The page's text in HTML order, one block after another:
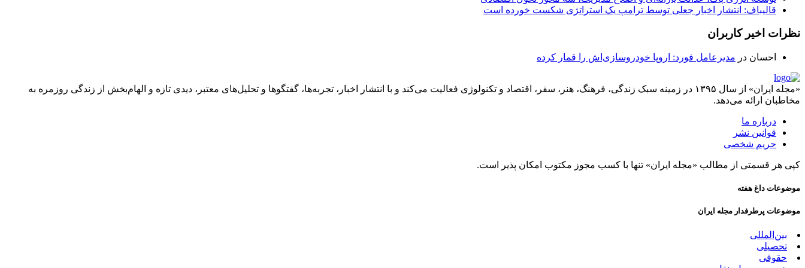
قالیباف: انتشار اخبار جعلی توسط ترامپ یک استراتژی شکست خورده است
نظرات اخیر کاربران
احسان در مدیرعامل فورد: اروپا خودروسازی‌اش را قمار کرده
«مجله ایران» از سال ۱۳۹۵ در زمینه سبک زندگی، فرهنگ، هنر، سفر، اقتصاد و تکنولوژی فعالیت می‌کند و با انتشار اخبار، تجربه‌ها، گفتگوها و تحلیل‌های معتبر، دیدی تازه و الهام‌بخش از زندگی روزمره به
مخاطبان ارائه می‌دهد.
درباره ما
قوانین نشر
حریم شخصی
کپی هر قسمتی از مطالب «مجله ایران» تنها با کسب مجوز مکتوب امکان پذیر است.
موضوعات داغ هفته
موضوعات پرطرفدار مجله ایران
بین‌المللی
تحصیلی
حقوقی